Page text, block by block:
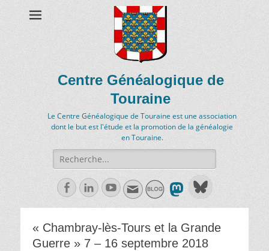
Centre Généalogique de
Touraine
Le Centre Généalogique de Touraine est une association
dont le but est l'étude et la promotion de la généalogie
en Touraine.
Recherche
de:
FacebookLinkedln
Youtube
« Chambray-lès-Tours et la Grande
Guerre » 7 – 16 septembre 2018